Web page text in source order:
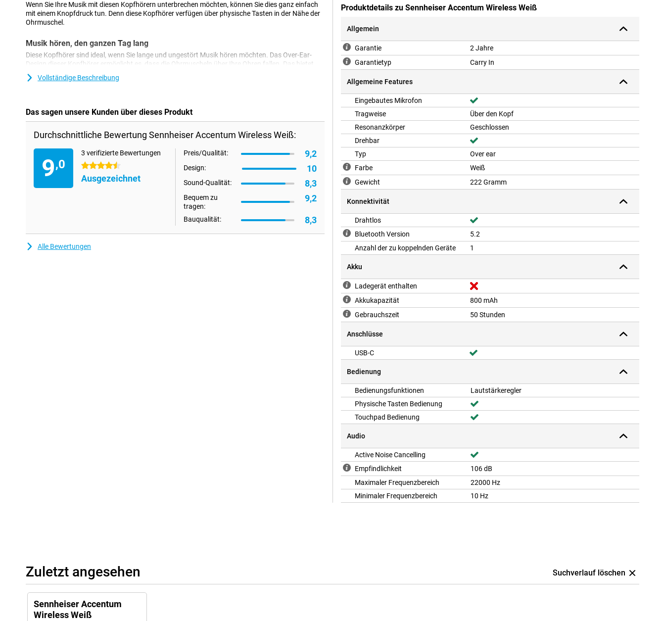
Wenn Sie Ihre Musik mit diesen Kopfhörern unterbrechen möchten, können Sie dies ganz einfach
mit einem Knopfdruck tun. Denn diese Kopfhörer verfügen über physische Tasten in der Nähe der
Ohrmuschel.
Musik hören, den ganzen Tag lang
Diese Kopfhörer sind ideal, wenn Sie lange und ungestört Musik hören möchten. Das Over-Ear-
Design dieser Kopfhörer ermöglicht es, dass die Ohrmuscheln über Ihre Ohren fallen. Das bietet
Ihnen mehr Komfort und schirmt Hintergrundgeräusche ab. Sie müssen diese Kopfhörer nicht
abnehmen, um zu telefonieren. Sie haben ein eingebautes Mikrofon. Wenn Ihnen die Klangqualität
sorgt.
Bunte Farben sind nicht so Ihr Ding? Dann sind diese schwarzen Kopfhörer von Sennheiser genau
das Richtige für Sie!
Vollständige Beschreibung
Das sagen unsere Kunden über dieses Produkt
Durchschnittliche Bewertung Sennheiser Accentum Wireless Weiß:
9,0
3 verifizierte Bewertungen
4.5 Sterne
Ausgezeichnet
Preis/Qualität: 9,2
Design: 10
Sound-Qualität: 8,3
Bequem zu
tragen:
9,2
Bauqualität: 8,3
Alle Bewertungen
Produktdetails zu Sennheiser Accentum Wireless Weiß
Allgemein
Garantie
2 Jahre
Garantietyp
Carry In
Allgemeine Features
Eingebautes Mikrofon
Tragweise
Über den Kopf
Resonanzkörper
Geschlossen
Drehbar
Typ
Over ear
Farbe
Weiß
Gewicht
222 Gramm
Konnektivität
Drahtlos
Bluetooth Version
5.2
Anzahl der zu koppelnden Geräte
1
Akku
Ladegerät enthalten
Akkukapazität
800 mAh
Gebrauchszeit
50 Stunden
Anschlüsse
USB-C
Bedienung
Bedienungsfunktionen
Lautstärkeregler
Physische Tasten Bedienung
Touchpad Bedienung
Audio
Active Noise Cancelling
Empfindlichkeit
106 dB
Maximaler Frequenzbereich
22000 Hz
Minimaler Frequenzbereich
10 Hz
Zuletzt angesehen Suchverlauf löschen
Sennheiser Accentum
Wireless Weiß